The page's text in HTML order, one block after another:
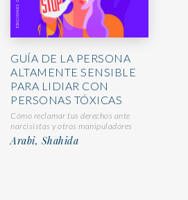
GUÍA DE LA PERSONA
ALTAMENTE SENSIBLE
PARA LIDIAR CON
PERSONAS TÓXICAS
Cómo reclamar tus derechos ante
narcisistas y otros manipuladores
Arabi, Shahida